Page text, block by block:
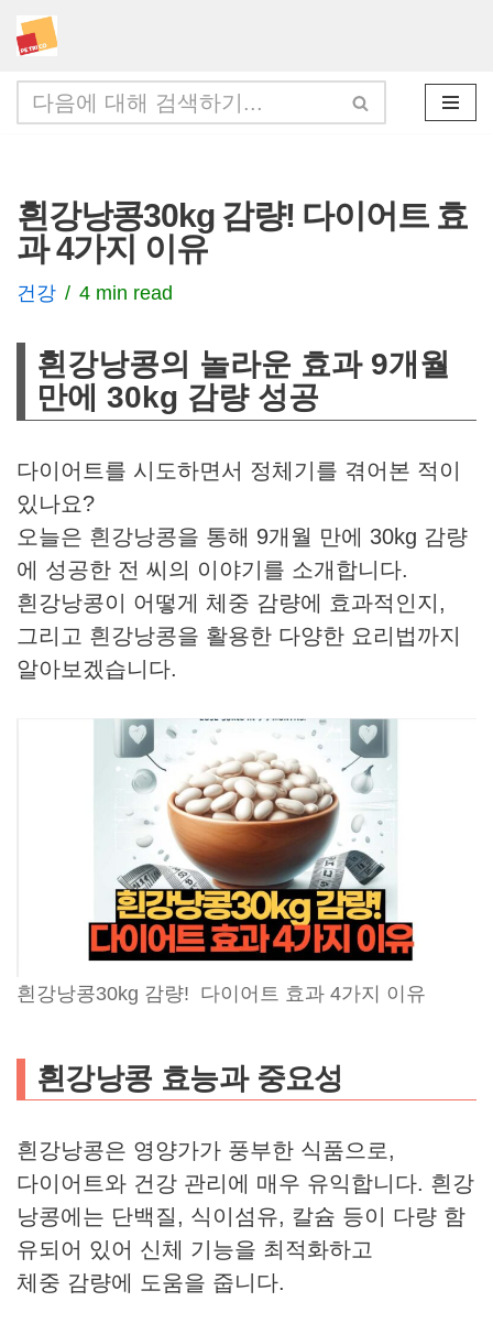
콘
텐
츠
건
너
뛰
기
흰강낭콩30kg 감량! 다이어트 효
과 4가지 이유
건강 4 min read
흰강낭콩의 놀라운 효과 9개월
만에 30kg 감량 성공
다이어트를 시도하면서 정체기를 겪어본 적이
있나요?
오늘은 흰강낭콩을 통해 9개월 만에 30kg 감량
에 성공한 전 씨의 이야기를 소개합니다.
흰강낭콩이 어떻게 체중 감량에 효과적인지,
그리고 흰강낭콩을 활용한 다양한 요리법까지
알아보겠습니다.
흰강낭콩30kg 감량! 다이어트 효과 4가지 이유
흰강낭콩 효능과 중요성
흰강낭콩은 영양가가 풍부한 식품으로,
다이어트와 건강 관리에 매우 유익합니다. 흰강
낭콩에는 단백질, 식이섬유, 칼슘 등이 다량 함
유되어 있어 신체 기능을 최적화하고
체중 감량에 도움을 줍니다.